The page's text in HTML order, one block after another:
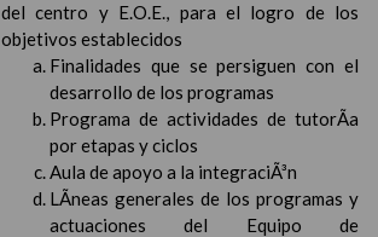
del centro y E.O.E., para el logro de los
objetivos establecidos
Finalidades que se persiguen con el
desarrollo de los programas
Programa de actividades de tutorÃ­a
por etapas y ciclos
Aula de apoyo a la integraciÃ³n
LÃ­neas generales de los programas y
actuaciones del Equipo de